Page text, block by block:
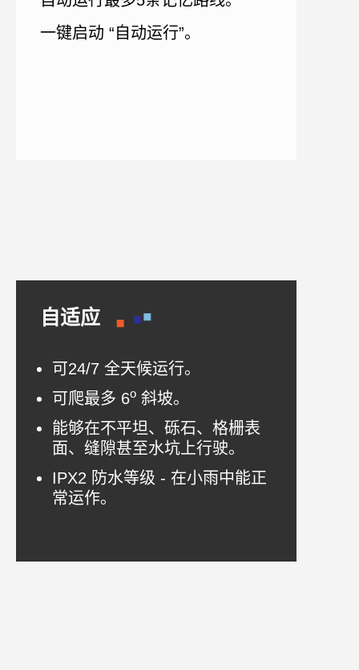
一键启动 “自动运行”。
自适应
可24/7 全天候运行。
可爬最多 6o 斜坡。
能够在不平坦、砾石、格栅表
面、缝隙甚至水坑上行驶。
IPX2 防水等级 - 在小雨中能正
常运作。